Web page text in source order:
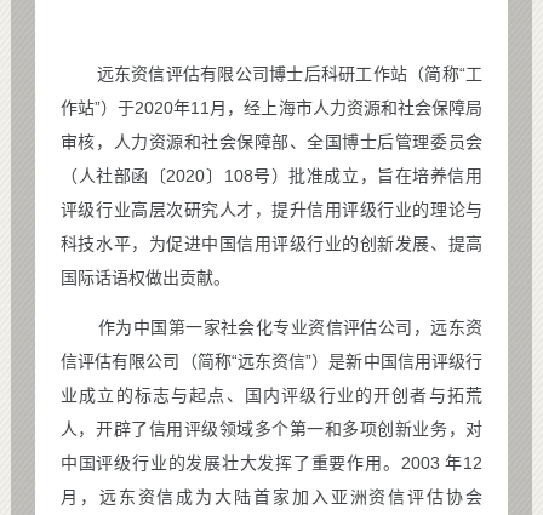
远东资信评估有限公司博士后科研工作站（简称“工
作站”）于2020年11月，经上海市人力资源和社会保障局
审核，人力资源和社会保障部、全国博士后管理委员会
（人社部函〔2020〕108号）批准成立，旨在培养信用
评级行业高层次研究人才，提升信用评级行业的理论与
科技水平，为促进中国信用评级行业的创新发展、提高
国际话语权做出贡献。
作为中国第一家社会化专业资信评估公司，远东资
信评估有限公司（简称“远东资信”）是新中国信用评级行
业成立的标志与起点、国内评级行业的开创者与拓荒
人，开辟了信用评级领域多个第一和多项创新业务，对
中国评级行业的发展壮大发挥了重要作用。2003 年12
月，远东资信成为大陆首家加入亚洲资信评估协会